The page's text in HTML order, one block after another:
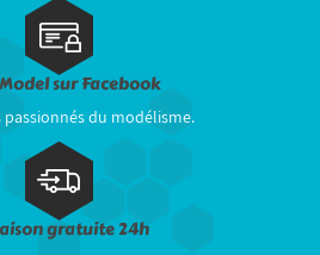
sur Facebook
passionnés du modélisme.
gratuite 24h